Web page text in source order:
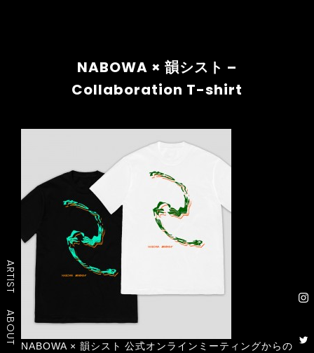
ARTIST
ABOUT
NABOWA × 韻シスト –
Collaboration T-shirt
NABOWA × 韻シスト 公式オンラインミーティングからの